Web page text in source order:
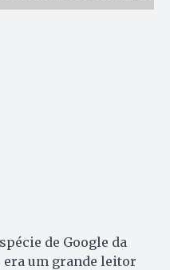
de Google da
era um grande leitor